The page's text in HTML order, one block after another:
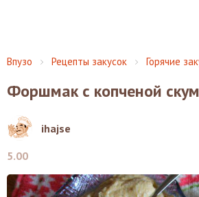
Впузо Рецепты закусок Горячие
Форшмак с копченой
ihajse
5.00